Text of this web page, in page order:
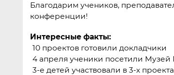
Благодарим учеников,
конференции!
Интересные факты:
10 проектов готовили докладчики
4 апреля ученики посетили Музей
3-е детей участвовали в 3-х